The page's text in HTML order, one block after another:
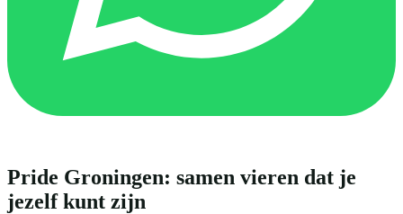
Pride Groningen: samen vieren dat je
jezelf kunt zijn